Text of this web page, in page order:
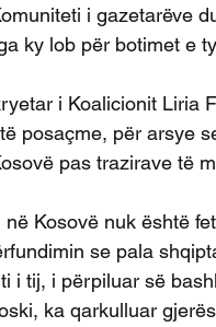
i gazetarëve
ky lob për botimet e
i Koalicionit
posaçme, për arsye
pas trazirave të
në Kosovë nuk është
se pala
i tij, i përpiluar së
ka qarkulluar